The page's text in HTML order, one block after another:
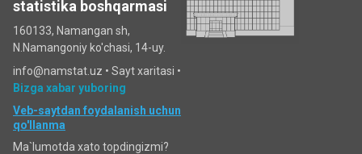
statistika boshqarmasi
160133, Namangan sh,
N.Namangoniy ko'chasi, 14-uy.
info@namstat.uz • Sayt xaritasi •
Bizga xabar yuboring
Veb-saytdan foydalanish uchun
qo'llanma
Ma`lumotda xato topdingizmi?